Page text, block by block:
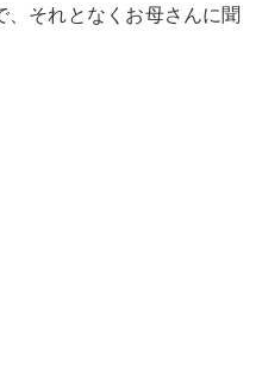
それとなくお母さんに聞